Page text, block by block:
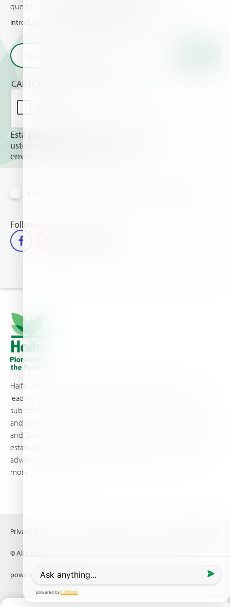
que tú y tus cultivos deberían conocer.
Introduce tu email y recibe las últimas novedades de Haifa
CAPTCHA
Esta pregunta es para comprobar si
usted es un visitante humano y prevenir
envíos de spam automatizado.
Follow us
Haifa Group is a multi-national corporation and a global
leading supplier of specialty fertilizers, operating through 19
subsidiaries worldwide, with production sites in Israel, France,
and Canada, as well as proprietary blending facilities in Brazil
and South Africa. Backed by extensive infrastructure and well-
established distribution and logistics networks, Haifa makes its
advanced plant nutrition solutions available to growers in
more than 100 countries.
© All rights reserved (2026) Haifa Negev technologies LTD
Privacy Policy
powered byComrax